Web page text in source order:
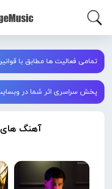
تمامی فعالیت ها مطابق با
پخش سراسری اثر شما در وبسایت استیج
آهنگ